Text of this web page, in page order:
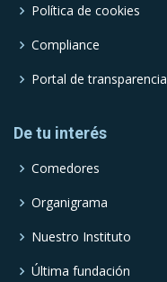
Política de cookies
Compliance
Portal de transparencia
De tu interés
Comedores
Organigrama
Nuestro Instituto
Última fundación